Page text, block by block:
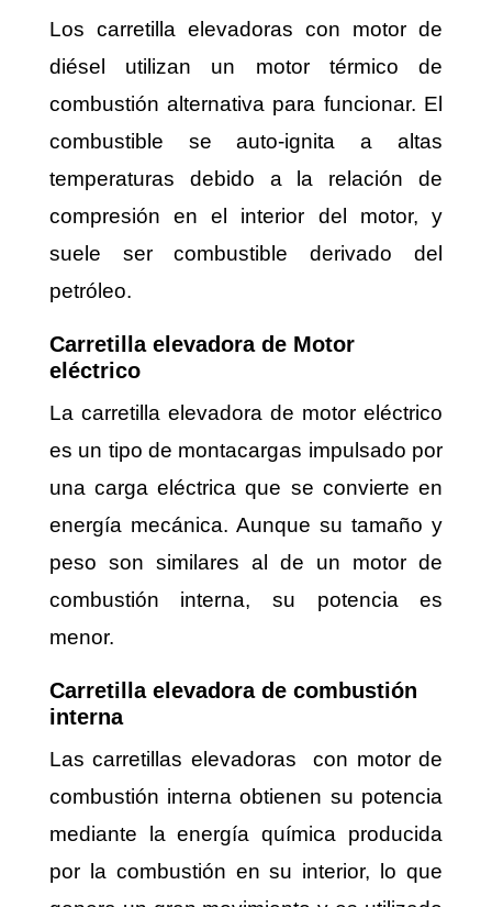
Los carretilla elevadoras con motor de
diésel utilizan un motor térmico de
combustión alternativa para funcionar. El
combustible se auto-ignita a altas
temperaturas debido a la relación de
compresión en el interior del motor, y
suele ser combustible derivado del
petróleo.
Carretilla elevadora de Motor
eléctrico
La carretilla elevadora de motor eléctrico
es un tipo de montacargas impulsado ​​por
una carga eléctrica que se convierte en
energía mecánica. Aunque su tamaño y
peso son similares al de un motor de
combustión interna, su potencia es
menor.
Carretilla elevadora de combustión
interna
Las carretillas elevadoras con motor de
combustión interna obtienen su potencia
mediante la energía química producida
por la combustión en su interior, lo que